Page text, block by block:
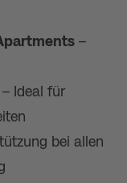
–
Ideal für
bei allen